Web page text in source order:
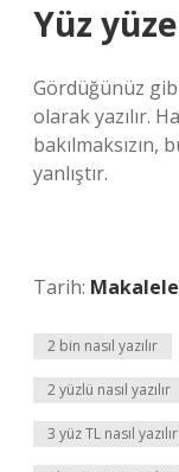
Yüz
Gördüğünüz
olarak yazılır.
yanlıştır.
Tarih:
2 bin nasıl yazılır
2 yüzlü nasıl yazılır
3 yüz TL nasıl yazılır